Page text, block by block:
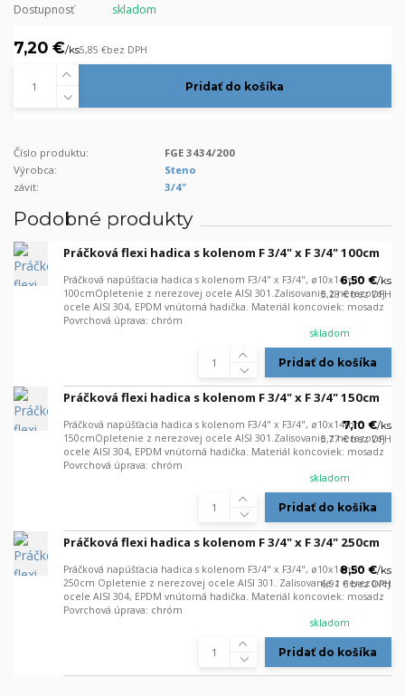
Dostupnosť skladom
7,20 €/ks5,85 €bez DPH
Pridať do košíka
Číslo produktu:
FGE 3434/200
Výrobca:
Steno
závit:
3/4"
Podobné produkty
Práčková flexi hadica s kolenom F 3/4" x F 3/4" 100cm
Práčková napúšťacia hadica s kolenom F3/4" x F3/4", ø10x14mm
100cmOpletenie z nerezovej ocele AISI 301.Zalisovanie z nerezovej
ocele AISI 304, EPDM vnútorná hadička. Materiál koncoviek: mosadz
Povrchová úprava: chróm
6,50 €/ks
5,28 €bez DPH
skladom
Pridať do košíka
Práčková flexi hadica s kolenom F 3/4" x F 3/4" 150cm
Práčková napúšťacia hadica s kolenom F3/4" x F3/4", ø10x14mm
150cmOpletenie z nerezovej ocele AISI 301.Zalisovanie z nerezovej
ocele AISI 304, EPDM vnútorná hadička. Materiál koncoviek: mosadz
Povrchová úprava: chróm
7,10 €/ks
5,77 €bez DPH
skladom
Pridať do košíka
Práčková flexi hadica s kolenom F 3/4" x F 3/4" 250cm
Práčková napúšťacia hadica s kolenom F3/4" x F3/4", ø10x14mm
250cm Opletenie z nerezovej ocele AISI 301. Zalisovanie z nerezovej
ocele AISI 304, EPDM vnútorná hadička. Materiál koncoviek: mosadz
Povrchová úprava: chróm
8,50 €/ks
6,91 €bez DPH
skladom
Pridať do košíka